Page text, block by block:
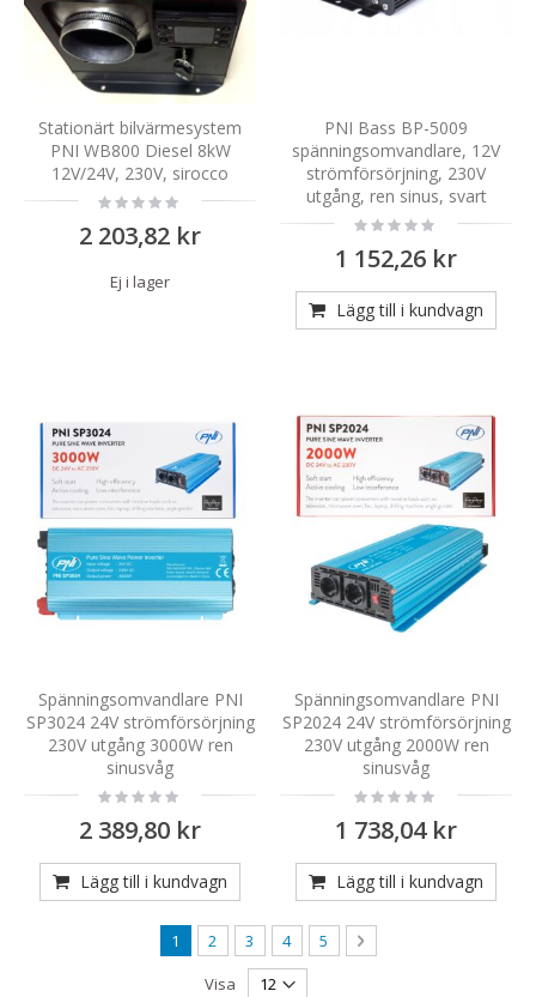
Stationärt bilvärmesystem
PNI WB800 Diesel 8kW
12V/24V, 230V, sirocco
Rating:
0%
2 203,82 kr
Ej i lager
PNI Bass BP-5009
spänningsomvandlare, 12V
strömförsörjning, 230V
utgång, ren sinus, svart
Rating:
0%
1 152,26 kr
Lägg till i kundvagn
Spänningsomvandlare PNI
SP3024 24V strömförsörjning
230V utgång 3000W ren
sinusvåg
Rating:
0%
2 389,80 kr
Lägg till i kundvagn
Spänningsomvandlare PNI
SP2024 24V strömförsörjning
230V utgång 2000W ren
sinusvåg
Rating:
0%
1 738,04 kr
Lägg till i kundvagn
Sida
You're currently reading page
1 Sida
2 Sida
3 Sida
4 Sida
5 Sida
Nästa
Visa